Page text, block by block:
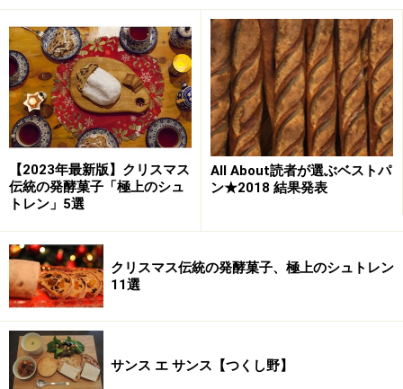
り。食パンのようにトーストにも向いています。
食パン
食パン
肌理が細かく、食べごたえがあって、いつも人気の角食
はシンプルだからこそ奥が深いパン。よりバランスのと
れた安定したおいしさを目指して最近、素材の配合や製
法を変更、微調整したそうです。網焼きにすると最高で
す。
【2023年最新版】クリスマス
伝統の発酵菓子「極上のシュ
トレン」5選
All About読者が選ぶベストパ
ン★2018 結果発表
クリスマス伝統の発酵菓子、極上のシュトレン
11選
サンス エ サンス【つくし野】